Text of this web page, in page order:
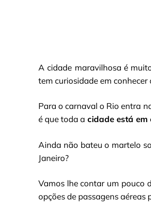
A cidade maravilhosa é
tem curiosidade em conhecer
Para o carnaval o Rio entra
é que toda a cidade está em
Ainda não bateu o martelo
Janeiro?
Vamos lhe contar um pouco
opções de passagens